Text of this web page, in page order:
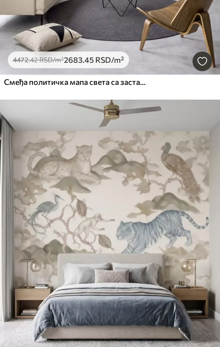
4472.42RSD/m²2683.45 RSD/m²
Смеђа политичка мапа света са заставама на енглеском језику